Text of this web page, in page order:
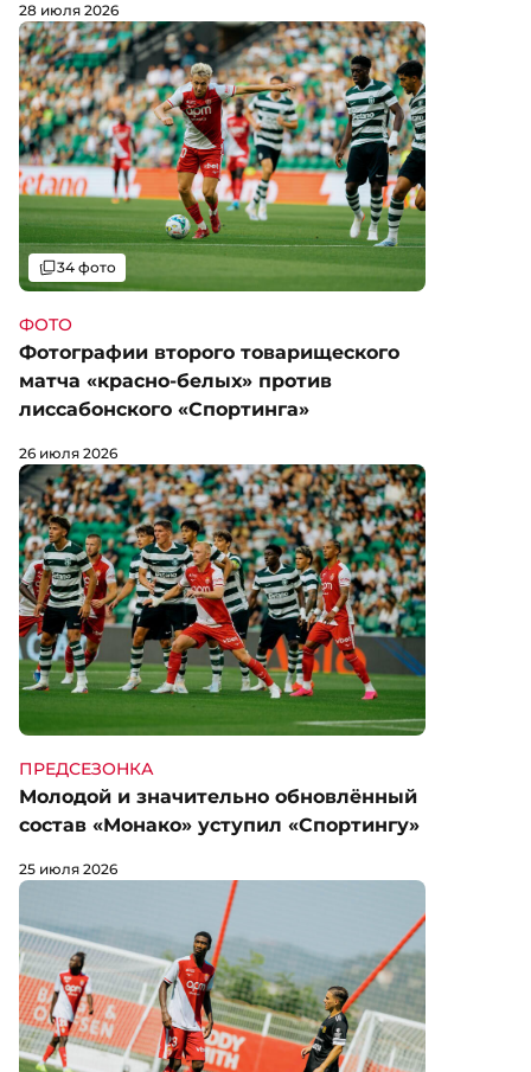
28 июля 2026
ФОТО
Фотографии второго товарищеского
матча «красно-белых» против
лиссабонского «Спортинга»
Галерея
34 фото
26 июля 2026
ПРЕДСЕЗОНКА
Молодой и значительно обновлённый
состав «Монако» уступил «Спортингу»
25 июля 2026